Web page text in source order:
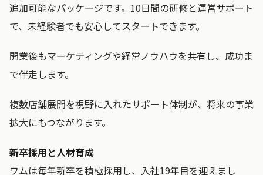
追加可能なパッケージです。10日間の研修と運営サポート
で、未経験者でも安心してスタートできます。
開業後もマーケティングや経営ノウハウを共有し、成功ま
で伴走します。
複数店舗展開を視野に入れたサポート体制が、将来の事業
拡大にもつながります。
新卒採用と人材育成
ワムは毎年新卒を積極採用し、入社19年目を迎えまし